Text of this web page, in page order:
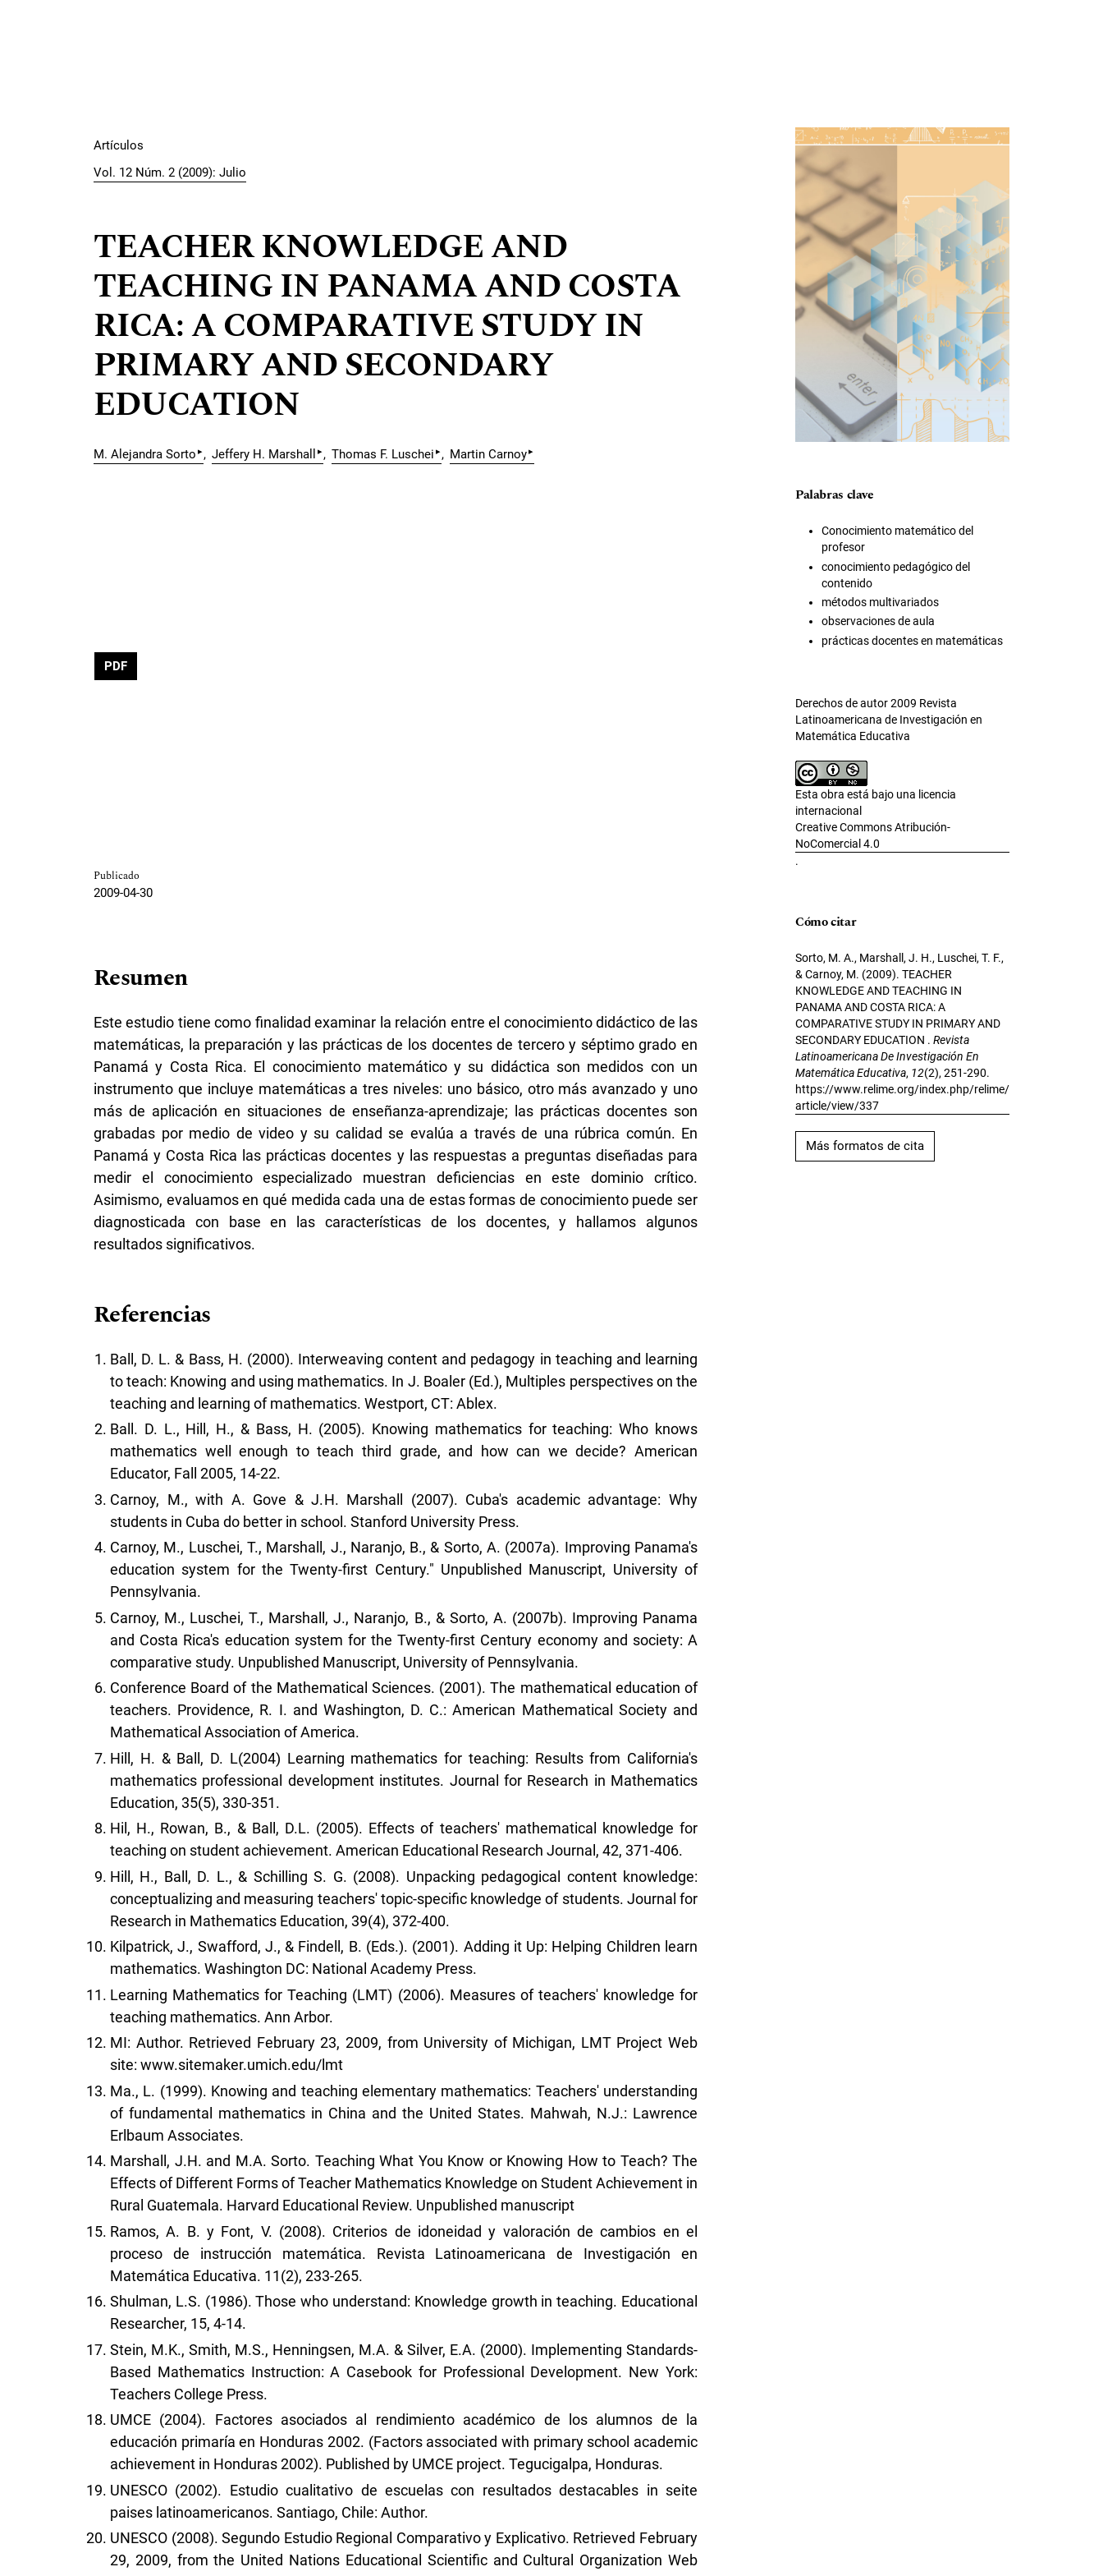
Artículos
Vol. 12 Núm. 2 (2009): Julio
TEACHER KNOWLEDGE AND
TEACHING IN PANAMA AND COSTA
RICA: A COMPARATIVE STUDY IN
PRIMARY AND SECONDARY
EDUCATION
M. Alejandra Sorto ▸ Jeffery H. Marshall ▸ Thomas F. Luschei ▸ Martin Carnoy▸
PDF
Publicado
2009-04-30
Resumen
Este estudio tiene como finalidad examinar la relación entre el conocimiento didáctico de las
matemáticas, la preparación y las prácticas de los docentes de tercero y séptimo grado en
Panamá y Costa Rica. El conocimiento matemático y su didáctica son medidos con un
instrumento que incluye matemáticas a tres niveles: uno básico, otro más avanzado y uno
más de aplicación en situaciones de enseñanza-aprendizaje; las prácticas docentes son
grabadas por medio de video y su calidad se evalúa a través de una rúbrica común. En
Panamá y Costa Rica las prácticas docentes y las respuestas a preguntas diseñadas para
medir el conocimiento especializado muestran deficiencias en este dominio crítico.
Asimismo, evaluamos en qué medida cada una de estas formas de conocimiento puede ser
diagnosticada con base en las características de los docentes, y hallamos algunos
resultados significativos.
Referencias
Ball, D. L. & Bass, H. (2000). Interweaving content and pedagogy in teaching and learning
to teach: Knowing and using mathematics. In J. Boaler (Ed.), Multiples perspectives on the
teaching and learning of mathematics. Westport, CT: Ablex.
Ball. D. L., Hill, H., & Bass, H. (2005). Knowing mathematics for teaching: Who knows
mathematics well enough to teach third grade, and how can we decide? American
Educator, Fall 2005, 14-22.
Carnoy, M., with A. Gove & J.H. Marshall (2007). Cuba's academic advantage: Why
students in Cuba do better in school. Stanford University Press.
Carnoy, M., Luschei, T., Marshall, J., Naranjo, B., & Sorto, A. (2007a). Improving Panama's
education system for the Twenty-first Century." Unpublished Manuscript, University of
Pennsylvania.
Carnoy, M., Luschei, T., Marshall, J., Naranjo, B., & Sorto, A. (2007b). Improving Panama
and Costa Rica's education system for the Twenty-first Century economy and society: A
comparative study. Unpublished Manuscript, University of Pennsylvania.
Conference Board of the Mathematical Sciences. (2001). The mathematical education of
teachers. Providence, R. I. and Washington, D. C.: American Mathematical Society and
Mathematical Association of America.
Hill, H. & Ball, D. L(2004) Learning mathematics for teaching: Results from California's
mathematics professional development institutes. Journal for Research in Mathematics
Education, 35(5), 330-351.
Hil, H., Rowan, B., & Ball, D.L. (2005). Effects of teachers' mathematical knowledge for
teaching on student achievement. American Educational Research Journal, 42, 371-406.
Hill, H., Ball, D. L., & Schilling S. G. (2008). Unpacking pedagogical content knowledge:
conceptualizing and measuring teachers' topic-specific knowledge of students. Journal for
Research in Mathematics Education, 39(4), 372-400.
Kilpatrick, J., Swafford, J., & Findell, B. (Eds.). (2001). Adding it Up: Helping Children learn
mathematics. Washington DC: National Academy Press.
Learning Mathematics for Teaching (LMT) (2006). Measures of teachers' knowledge for
teaching mathematics. Ann Arbor.
MI: Author. Retrieved February 23, 2009, from University of Michigan, LMT Project Web
site: www.sitemaker.umich.edu/lmt
Ma., L. (1999). Knowing and teaching elementary mathematics: Teachers' understanding
of fundamental mathematics in China and the United States. Mahwah, N.J.: Lawrence
Erlbaum Associates.
Marshall, J.H. and M.A. Sorto. Teaching What You Know or Knowing How to Teach? The
Effects of Different Forms of Teacher Mathematics Knowledge on Student Achievement in
Rural Guatemala. Harvard Educational Review. Unpublished manuscript
Ramos, A. B. y Font, V. (2008). Criterios de idoneidad y valoración de cambios en el
proceso de instrucción matemática. Revista Latinoamericana de Investigación en
Matemática Educativa. 11(2), 233-265.
Shulman, L.S. (1986). Those who understand: Knowledge growth in teaching. Educational
Researcher, 15, 4-14.
Stein, M.K., Smith, M.S., Henningsen, M.A. & Silver, E.A. (2000). Implementing Standards-
Based Mathematics Instruction: A Casebook for Professional Development. New York:
Teachers College Press.
UMCE (2004). Factores asociados al rendimiento académico de los alumnos de la
educación primaría en Honduras 2002. (Factors associated with primary school academic
achievement in Honduras 2002). Published by UMCE project. Tegucigalpa, Honduras.
UNESCO (2002). Estudio cualitativo de escuelas con resultados destacables in seite
paises latinoamericanos. Santiago, Chile: Author.
UNESCO (2008). Segundo Estudio Regional Comparativo y Explicativo. Retrieved February
29, 2009, from the United Nations Educational Scientific and Cultural Organization Web
Imagen de portada
Palabras clave
Conocimiento matemático del
profesor
conocimiento pedagógico del
contenido
métodos multivariados
observaciones de aula
prácticas docentes en matemáticas
Derechos de autor 2009 Revista
Latinoamericana de Investigación en
Matemática Educativa
Esta obra está bajo una licencia
internacional
Creative Commons Atribución-
NoComercial 4.0
.
Cómo citar
Sorto, M. A., Marshall, J. H., Luschei, T. F.,
& Carnoy, M. (2009). TEACHER
KNOWLEDGE AND TEACHING IN
PANAMA AND COSTA RICA: A
COMPARATIVE STUDY IN PRIMARY AND
SECONDARY EDUCATION . Revista
Latinoamericana De Investigación En
Matemática Educativa, 12(2), 251-290.
https://www.relime.org/index.php/relime/
article/view/337
Más formatos de cita